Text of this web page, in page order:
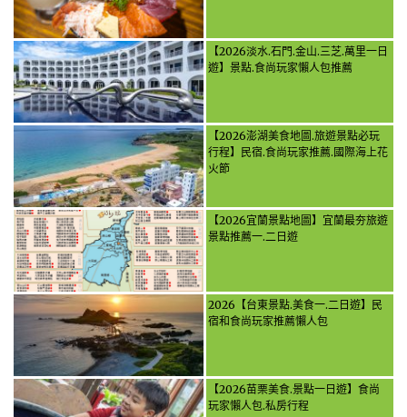
【2026淡水.石門.金山.三芝.萬里一日
遊】景點.食尚玩家懶人包推薦
【2026澎湖美食地圖.旅遊景點必玩
行程】民宿.食尚玩家推薦.國際海上花
火節
【2026宜蘭景點地圖】宜蘭最夯旅遊
景點推薦一.二日遊
2026【台東景點.美食一.二日遊】民
宿和食尚玩家推薦懶人包
【2026苗栗美食.景點一日遊】食尚
玩家懶人包.私房行程